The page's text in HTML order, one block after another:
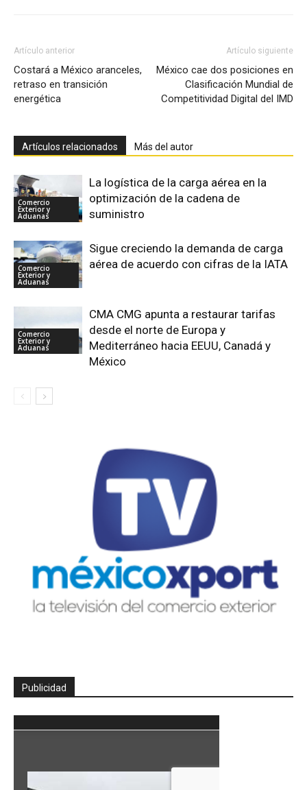
Artículo anterior
Costará a México aranceles,
retraso en transición
energética
Artículo siguiente
México cae dos posiciones en
Clasificación Mundial de
Competitividad Digital del IMD
Artículos relacionados Más del autor
Comercio
Exterior y
Aduanas
La logística de la carga aérea en la
optimización de la cadena de
suministro
Comercio
Exterior y
Aduanas
Sigue creciendo la demanda de carga
aérea de acuerdo con cifras de la IATA
Comercio
Exterior y
Aduanas
CMA CMG apunta a restaurar tarifas
desde el norte de Europa y
Mediterráneo hacia EEUU, Canadá y
México
Publicidad